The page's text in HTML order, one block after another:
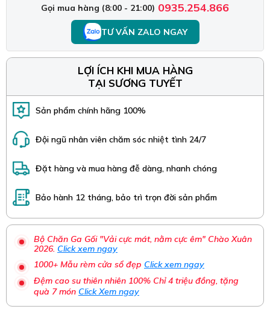
Gọi mua hàng (8:00 - 21:00) 0935.254.866
TƯ VẤN ZALO NGAY
LỢI ÍCH KHI MUA HÀNG
TẠI SƯƠNG TUYẾT
Sản phẩm chính hãng 100%
Đội ngũ nhân viên chăm sóc nhiệt tình 24/7
Đặt hàng và mua hàng đễ dàng, nhanh chóng
Bảo hành 12 tháng, bảo trì trọn đời sản phẩm
Bộ Chăn Ga Gối "Vải cực mát, nằm cực êm" Chào Xuân
2026. Click xem ngay
1000+ Mẫu rèm cửa sổ đẹp Click xem ngay
Đệm cao su thiên nhiên 100% Chỉ 4 triệu đồng, tặng
quà 7 món Click Xem ngay